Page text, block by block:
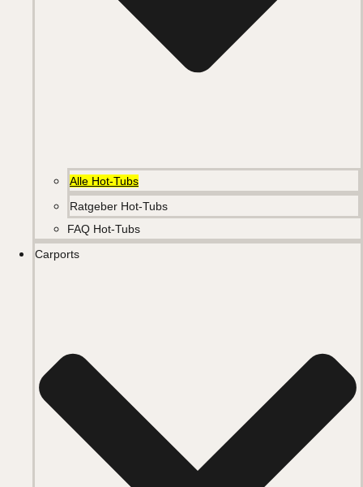
Alle Hot-Tubs
Ratgeber Hot-Tubs
FAQ Hot-Tubs
Carports